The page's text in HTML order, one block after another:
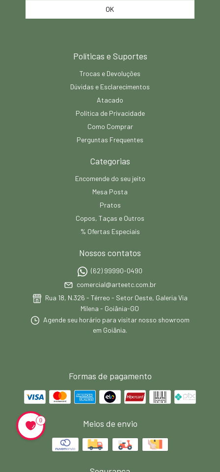
Políticas e Suportes
Trocas e Devoluções
Dúvidas e Esclarecimentos
Atacado
Política de Privacidade
Como Comprar
Perguntas Frequentes
Categorias
Encomende do seu jeito
Mesa Posta
Pratos
Copos, Taças e Outros
% Ofertas Especiais
Nossos contatos
(62) 99990-0490
comercial@arteetc.com.br
Rua 18, N.326 - Térreo - Setor Oeste, Galeria Via
Milena - Goiânia-GO
Agende seu horário para visitar nosso showroom
em Goiânia.
Formas de pagamento
Meios de envio
0